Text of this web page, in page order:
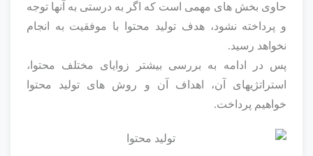
حاوی بخش های مهمی است که اگر به درستی به آنها توجه
و پرداخته نشود، هدف تولید محتوا با موفقیت به انجام
نخواهد رسید.
پس در ادامه به بررسی بیشتر زوایای مختلف محتوا،
استراتژیهای آن، اهداف آن و روش های تولید محتوا
خواهیم پرداخت.